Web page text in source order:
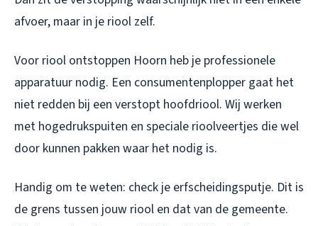
afvoer, maar in je riool zelf.
Voor riool ontstoppen Hoorn heb je professionele
apparatuur nodig. Een consumentenplopper gaat het
niet redden bij een verstopt hoofdriool. Wij werken
met hogedrukspuiten en speciale rioolveertjes die wel
door kunnen pakken waar het nodig is.
Handig om te weten: check je erfscheidingsputje. Dit is
de grens tussen jouw riool en dat van de gemeente.